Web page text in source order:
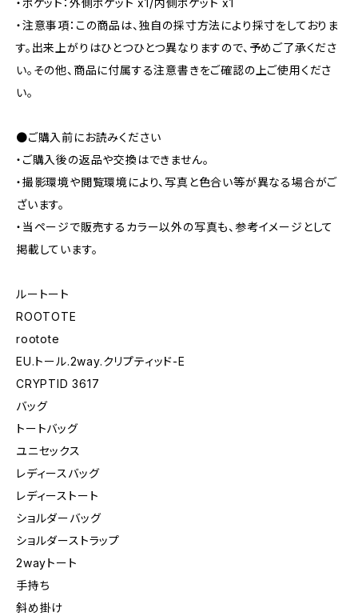
・ポケット：外側ポケット x1/内側ポケット x1
・注意事項：この商品は、独自の採寸方法により採寸をしておりま
す。出来上がりはひとつひとつ異なりますので、予めご了承くださ
い。その他、商品に付属する注意書きをご確認の上ご使用くださ
い。
●ご購入前にお読みください
・ご購入後の返品や交換はできません。
・撮影環境や閲覧環境により、写真と色合い等が異なる場合がご
ざいます。
・当ページで販売するカラー以外の写真も、参考イメージとして
掲載しています。
ルートート
ROOTOTE
rootote
EU.トール.2way.クリプティッド-E
CRYPTID 3617
バッグ
トートバッグ
ユニセックス
レディースバッグ
レディーストート
ショルダーバッグ
ショルダーストラップ
2wayトート
手持ち
斜め掛け